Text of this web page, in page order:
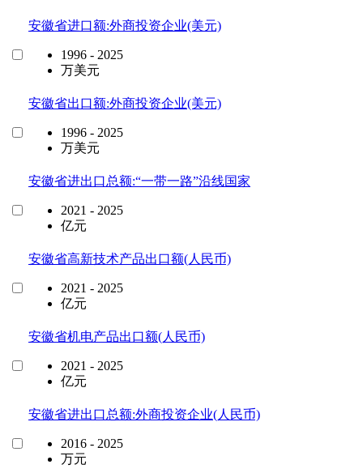
安徽省进口额:外商投资企业(美元)
1996 - 2025
万美元
安徽省出口额:外商投资企业(美元)
1996 - 2025
万美元
安徽省进出口总额:“一带一路”沿线国家
2021 - 2025
亿元
安徽省高新技术产品出口额(人民币)
2021 - 2025
亿元
安徽省机电产品出口额(人民币)
2021 - 2025
亿元
安徽省进出口总额:外商投资企业(人民币)
2016 - 2025
万元